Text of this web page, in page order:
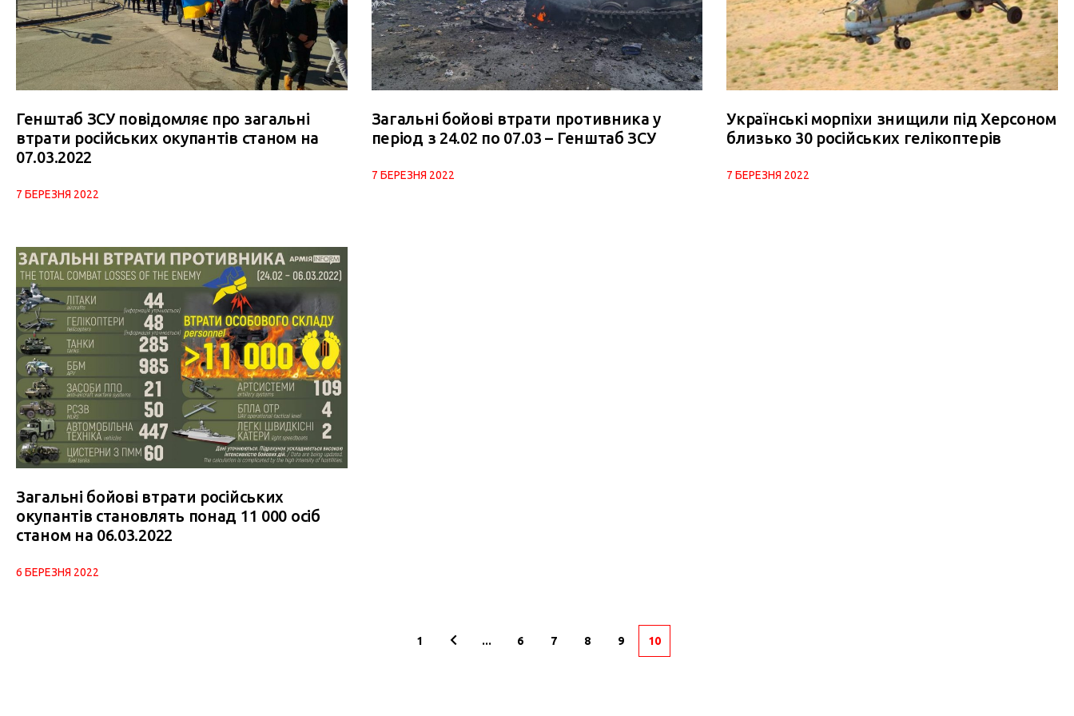
Генштаб ЗСУ повідомляє про загальні
втрати російських окупантів станом на
07.03.2022
7 БЕРЕЗНЯ 2022
Загальні бойові втрати противника у
період з 24.02 по 07.03 – Генштаб ЗСУ
7 БЕРЕЗНЯ 2022
Українські морпіхи знищили під Херсоном
близько 30 російських гелікоптерів
7 БЕРЕЗНЯ 2022
Загальні бойові втрати російських
окупантів становлять понад 11 000 осіб
станом на 06.03.2022
6 БЕРЕЗНЯ 2022
1 ... 6 7 8 9 10